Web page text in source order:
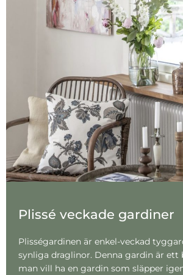
Plissé veckade gardiner
Plisségardinen är enkel-veckad
synliga draglinor. Denna gardin är ett
man vill ha en gardin som släpper